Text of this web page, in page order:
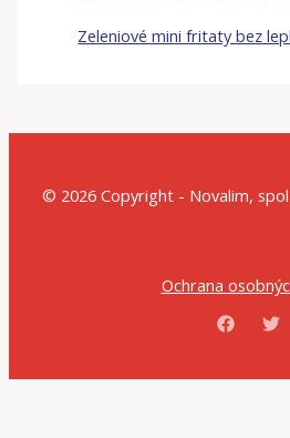
Zeleniové mini fritaty bez
© 2026 Copyright - Novalim,
Ochrana